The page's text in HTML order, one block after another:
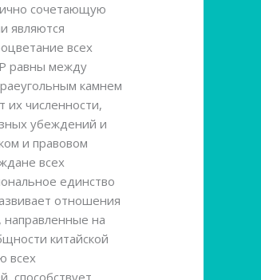
сочетающую
являются
всех
равны между
камнем
их численности,
убеждений и
и правовом
всех
единство
отношения
на
китайской
всех